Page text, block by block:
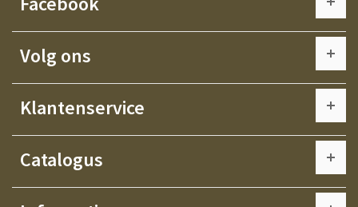
Volg ons
Klantenservice
Catalogus